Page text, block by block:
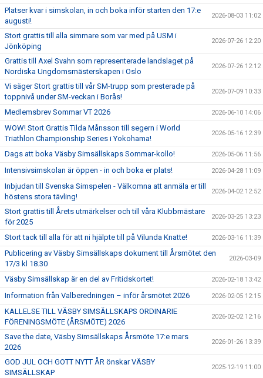
KLUBBKLÄDER
Platser kvar i simskolan, in och boka inför starten den 17:e
augusti!
2026-08-03 11:02
Stort grattis till alla simmare som var med på USM i
Jönköping
2026-07-26 12:20
Grattis till Axel Svahn som representerade landslaget på
Nordiska Ungdomsmästerskapen i Oslo
2026-07-26 12:12
Vi säger Stort grattis till vår SM-trupp som presterade på
toppnivå under SM-veckan i Borås!
2026-07-09 10:33
Medlemsbrev Sommar VT 2026 2026-06-10 14:06
WOW! Stort Grattis Tilda Månsson till segern i World
Triathlon Championship Series i Yokohama!
2026-05-16 12:39
Dags att boka Väsby Simsällskaps Sommar-kollo! 2026-05-06 11:56
Intensivsimskolan är öppen - in och boka er plats! 2026-04-28 11:09
Inbjudan till Svenska Simspelen - Välkomna att anmäla er till
höstens stora tävling!
2026-04-02 12:52
Stort grattis till Årets utmärkelser och till våra Klubbmästare
för 2025
2026-03-25 13:23
Stort tack till alla för att ni hjälpte till på Vilunda Knatte! 2026-03-16 11:39
Publicering av Väsby Simsällskaps dokument till Årsmötet den
17/3 kl 18.30
2026-03-09
Väsby Simsällskap är en del av Fritidskortet! 2026-02-18 13:42
Information från Valberedningen – inför årsmötet 2026 2026-02-05 12:15
KALLELSE TILL VÄSBY SIMSÄLLSKAPS ORDINARIE
FÖRENINGSMÖTE (ÅRSMÖTE) 2026
2026-02-02 12:16
Save the date, Väsby Simsällskaps Årsmöte 17:e mars
2026
2026-01-26 13:39
GOD JUL OCH GOTT NYTT ÅR önskar VÄSBY
SIMSÄLLSKAP
2025-12-19 11:00